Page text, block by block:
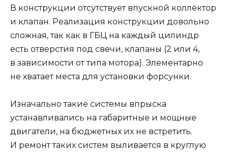
В конструкции отсутствует впускной коллектор
и клапан. Реализация конструкции довольно
сложная, так как в ГБЦ на каждый цилиндр
есть отверстия под свечи, клапаны (2 или 4,
в зависимости от типа мотора). Элементарно
не хватает места для установки форсунки.
Изначально такие системы впрыска
устанавливались на габаритные и мощные
двигатели, на бюджетных их не встретить.
И ремонт таких систем выливается в круглую